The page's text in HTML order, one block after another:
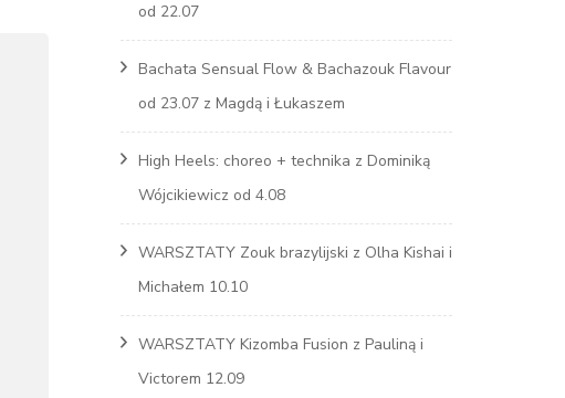
od 22.07
Bachata Sensual Flow & Bachazouk Flavour
od 23.07 z Magdą i Łukaszem
High Heels: choreo + technika z Dominiką
Wójcikiewicz od 4.08
WARSZTATY Zouk brazylijski z Olha Kishai i
Michałem 10.10
WARSZTATY Kizomba Fusion z Pauliną i
Victorem 12.09